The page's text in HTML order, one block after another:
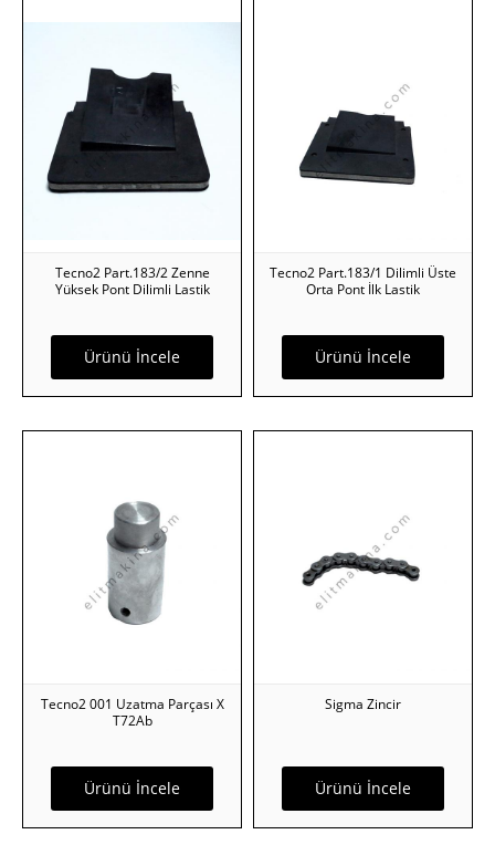
Ürünü İncele
Tecno2 Part.183/2 Zenne
Yüksek Pont Dilimli Lastik
Ürünü İncele
Tecno2 Part.183/1 Dilimli Üste
Orta Pont İlk Lastik
Ürünü İncele
Tecno2 001 Uzatma Parçası X
T72Ab
Ürünü İncele
Sigma Zincir